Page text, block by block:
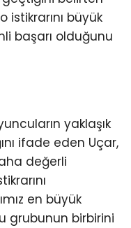
büyük
başarı olduğunu
yaklaşık
ifade eden Uçar,
değerli
en büyük
grubunun birbirini